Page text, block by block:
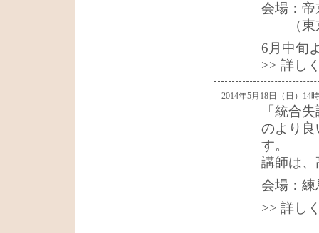
会場：帝
（東京
6月中旬
>> 詳し
2014年5月18日（日）14
「統合
のより
す。
講師は、
会場：練
>> 詳し